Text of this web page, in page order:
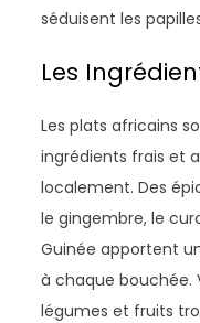
séduisent les
Les
Les plats africains
ingrédients frais et
localement. Des
le gingembre, le
Guinée apportent
à chaque bouchée.
légumes et fruits